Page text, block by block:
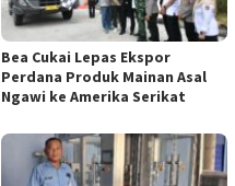
Bea Cukai Lepas Ekspor
Perdana Produk Mainan Asal
Ngawi ke Amerika Serikat